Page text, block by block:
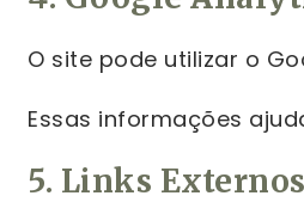
O site pode utilizar o
Essas informações
5. Links Externos